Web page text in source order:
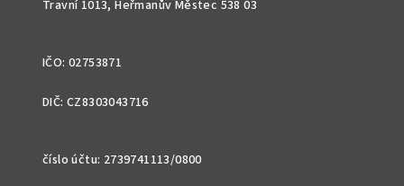
Travní 1013, Heřmanův Městec 538 03
IČO: 02753871
DIČ: CZ8303043716
číslo účtu: 2739741113/0800